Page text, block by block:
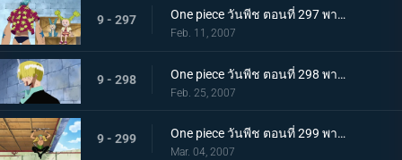
9 - 297 One piece วันพีช ตอนที่ 297 พากย์ไทย นายพรานซันจิออกโรง? เพลงสวดศพแด่หมาป่าขี้ปด!
Feb. 11, 2007
9 - 298 One piece วันพีช ตอนที่ 298 พากย์ไทย ฝ่าเท้าเดือดระอุ! ลูกเตะฟูลคอร์สของซันจิ
Feb. 25, 2007
9 - 299 One piece วันพีช ตอนที่ 299 พากย์ไทย คมดาบโหมกระหน่ำ! โซโลปะทะคาคุ เดิมพันด้วยคมอาวุธ!
Mar. 04, 2007